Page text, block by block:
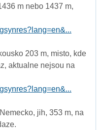
m nebo 1437 m,
203 m, misto, kde
aktualne nejsou na
Nemecko, jih, 353 m, na